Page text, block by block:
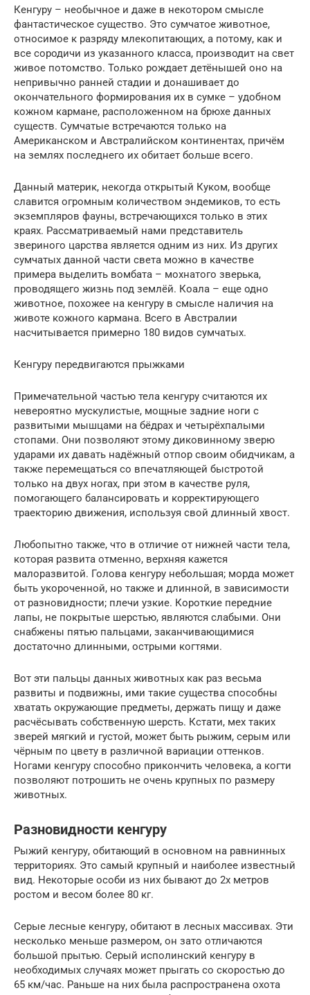
Кенгуру – необычное и даже в некотором смысле
фантастическое существо. Это сумчатое животное,
относимое к разряду млекопитающих, а потому, как и
все сородичи из указанного класса, производит на свет
живое потомство. Только рождает детёнышей оно на
непривычно ранней стадии и донашивает до
окончательного формирования их в сумке – удобном
кожном кармане, расположенном на брюхе данных
существ. Сумчатые встречаются только на
Американском и Австралийском континентах, причём
на землях последнего их обитает больше всего.
Данный материк, некогда открытый Куком, вообще
славится огромным количеством эндемиков, то есть
экземпляров фауны, встречающихся только в этих
краях. Рассматриваемый нами представитель
звериного царства является одним из них. Из других
сумчатых данной части света можно в качестве
примера выделить вомбата – мохнатого зверька,
проводящего жизнь под землёй. Коала – еще одно
животное, похожее на кенгуру в смысле наличия на
животе кожного кармана. Всего в Австралии
насчитывается примерно 180 видов сумчатых.
Кенгуру передвигаются прыжками
Примечательной частью тела кенгуру считаются их
невероятно мускулистые, мощные задние ноги с
развитыми мышцами на бёдрах и четырёхпалыми
стопами. Они позволяют этому диковинному зверю
ударами их давать надёжный отпор своим обидчикам, а
также перемещаться со впечатляющей быстротой
только на двух ногах, при этом в качестве руля,
помогающего балансировать и корректирующего
траекторию движения, используя свой длинный хвост.
Любопытно также, что в отличие от нижней части тела,
которая развита отменно, верхняя кажется
малоразвитой. Голова кенгуру небольшая; морда может
быть укороченной, но также и длинной, в зависимости
от разновидности; плечи узкие. Короткие передние
лапы, не покрытые шерстью, являются слабыми. Они
снабжены пятью пальцами, заканчивающимися
достаточно длинными, острыми когтями.
Вот эти пальцы данных животных как раз весьма
развиты и подвижны, ими такие существа способны
хватать окружающие предметы, держать пищу и даже
расчёсывать собственную шерсть. Кстати, мех таких
зверей мягкий и густой, может быть рыжим, серым или
чёрным по цвету в различной вариации оттенков.
Ногами кенгуру способно прикончить человека, а когти
позволяют потрошить не очень крупных по размеру
животных.
Разновидности кенгуру
Рыжий кенгуру, обитающий в основном на равнинных
территориях. Это самый крупный и наиболее известный
вид. Некоторые особи из них бывают до 2х метров
ростом и весом более 80 кг.
Серые лесные кенгуру, обитают в лесных массивах. Эти
несколько меньше размером, он зато отличаются
большой прытью. Серый исполинский кенгуру в
необходимых случаях может прыгать со скоростью до
65 км/час. Раньше на них была распространена охота